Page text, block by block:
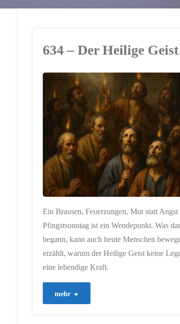
634 – Der Heilige
Ein Brausen, Feuerzungen, Mut statt Angst
Pfingstsonntag ist ein Wendepunkt. Was
begann, kann auch heute Menschen
erzählt, warum der Heilige Geist keine
eine lebendige Kraft.
mehr "634